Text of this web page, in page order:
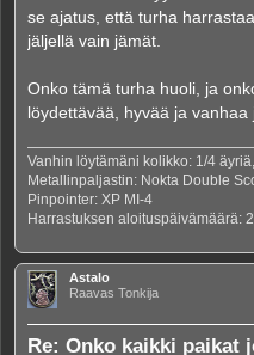
se ajatus, että turha
jäljellä vain jämät.
Onko tämä turha huoli, ja
löydettävää, hyvää ja
Vanhin löytämäni kolikko: 1/4
Metallinpaljastin: Nokta Double
Pinpointer: XP MI-4
Harrastuksen aloituspäivämäärä:
Astalo
Raavas Tonkija
Re: Onko kaikki paikat